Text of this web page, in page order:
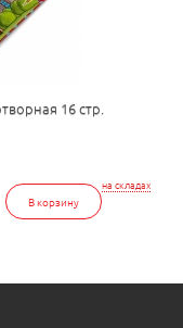
16 стр.
на складах
В корзину